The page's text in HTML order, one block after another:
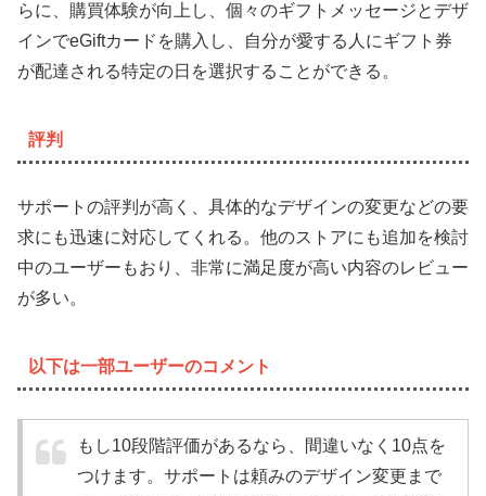
らに、購買体験が向上し、個々のギフトメッセージとデザ
インでeGiftカードを購入し、自分が愛する人にギフト券
が配達される特定の日を選択することができる。
評判
サポートの評判が高く、具体的なデザインの変更などの要
求にも迅速に対応してくれる。他のストアにも追加を検討
中のユーザーもおり、非常に満足度が高い内容のレビュー
が多い。
以下は一部ユーザーのコメント
もし10段階評価があるなら、間違いなく10点を
つけます。サポートは頼みのデザイン変更まで